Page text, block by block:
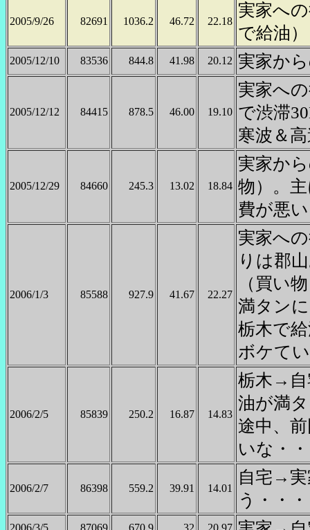
2005/9/26 82691 1036.2 46.72 22.18
実家へ
で給油
2005/12/10 83536 844.8 41.98 20.12 実家か
2005/12/12 84415 878.5 46.00 19.10
実家へ
で渋滞
寒波＆
2005/12/29 84660 245.3 13.02 18.84
実家か
物）。
費が悪
2006/1/3 85588 927.9 41.67 22.27
実家へ
りは郡
（買い
満タン
栃木で
ボケて
2006/2/5 85839 250.2 16.87 14.83
栃木→自
油が満
途中、
いな・
2006/2/7 86398 559.2 39.91 14.01
自宅→実
う・・
2006/3/5 87069 670.9 32 20.97